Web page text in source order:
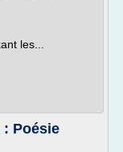
les...
: Poésie